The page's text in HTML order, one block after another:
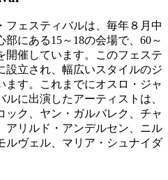
フェスティバルは、毎年８月中
部にある15～18の会場で、60～
開催しています。このフェステ
設立され、幅広いスタイルのジ
ます。これまでにオスロ・ジャ
ルに出演したアーティストは、
ック、ヤン・ガルバレク、チャ
アリルド・アンデルセン、ニル
ルヴェル、マリア・シュナイダ